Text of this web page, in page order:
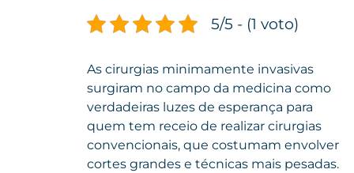
5/5 - (1 voto)
As cirurgias minimamente invasivas
surgiram no campo da medicina como
verdadeiras luzes de esperança para
quem tem receio de realizar cirurgias
convencionais, que costumam envolver
cortes grandes e técnicas mais pesadas.